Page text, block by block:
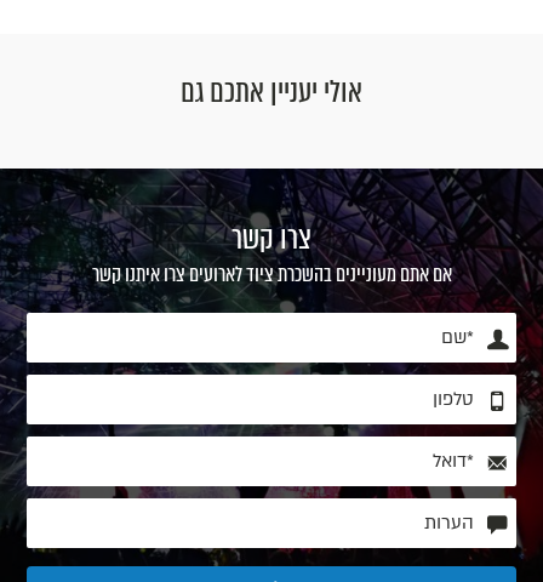
אולי יעניין אתכם גם
צרו קשר
אם אתם מעוניינים בהשכרת ציוד לארועים צרו איתנו קשר